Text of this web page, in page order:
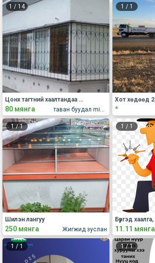
1 / 14
таван буудал minii delguuriin hajuud ууган төмөрт ххк
Цонх тагтний хаалтандаа байнга захиалга авна
80 мянга
1 / 1
*
1/1
Жигжид зуслан
Шилэн лангуу
250 мянга
1 / 1
11.11 мянга
1/1 1/1